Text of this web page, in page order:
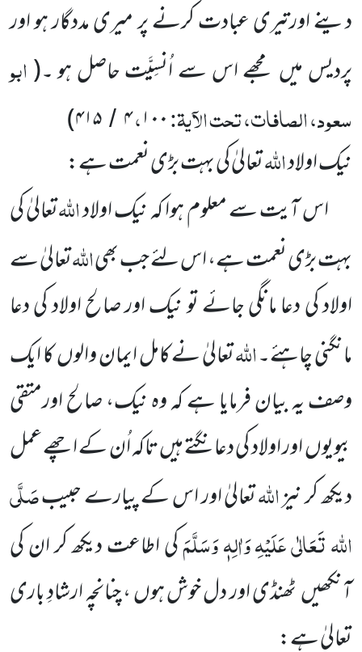
دینے اورتیری عبادت کرنے پر میری مددگار ہو اور
پردیس میں مجھے اس سے اُنسِیَّت حاصل ہو ۔(ابو
سعود، الصافات، تحت الآیۃ:۱۰۰،۴ / ۴۱۵)
نیک اولاداللہتعالیٰ کی بہت بڑی نعمت ہے:
اس آیت سے معلوم ہوا کہ نیک اولاداللہتعالیٰ کی
بہت بڑی نعمت ہے، اس لئے جب بھیاللہتعالیٰ سے
اولاد کی دعا مانگی جائے تو نیک اور صالح اولاد کی دعا
مانگنی چاہئے۔اللہتعالیٰ نے کامل ایمان والوںکا ایک
وصف یہ بیان فرمایا ہے کہ وہ نیک، صالح اورمتقی
بیویوںاور اولاد کی دعا نگتے ہیں تاکہ اُن کے اچھے عمل
دیکھ کر نیزاللہتعالیٰ اور اس کے پیارے حبیبصَلَّی
اللہ تَعَالٰی عَلَیْہِ وَاٰلِہٖ وَسَلَّمَکی اطاعت دیکھ کر ان کی
آنکھیںٹھنڈی اور دل خوش ہوں ، چنانچہ ارشادِ باری
تعالیٰ ہے: